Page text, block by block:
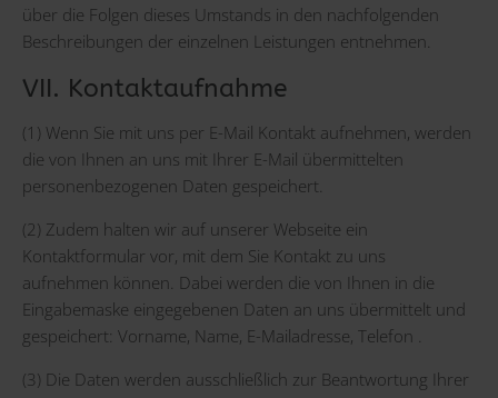
über die Folgen dieses Umstands in den nachfolgenden
Beschreibungen der einzelnen Leistungen entnehmen.
VII. Kontaktaufnahme
(1) Wenn Sie mit uns per E-Mail Kontakt aufnehmen, werden
die von Ihnen an uns mit Ihrer E-Mail übermittelten
personenbezogenen Daten gespeichert.
(2) Zudem halten wir auf unserer Webseite ein
Kontaktformular vor, mit dem Sie Kontakt zu uns
aufnehmen können. Dabei werden die von Ihnen in die
Eingabemaske eingegebenen Daten an uns übermittelt und
gespeichert: Vorname, Name, E-Mailadresse, Telefon .
(3) Die Daten werden ausschließlich zur Beantwortung Ihrer